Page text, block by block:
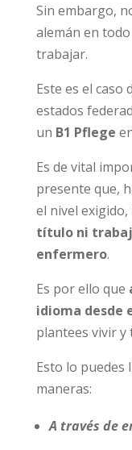
Sin embargo,
alemán en
trabajar.
Este es el caso
estados
un B1 Pflege
Es de vital
presente que,
el nivel exigido,
título ni
enfermero.
Es por ello que
idioma desde
plantees vivir y
Esto lo puedes
maneras:
A través de